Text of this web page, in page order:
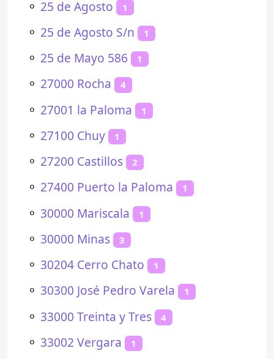
⚬ 25 de Agosto 1
⚬ 25 de Agosto S/n 1
⚬ 25 de Mayo 586 1
⚬ 27000 Rocha 4
⚬ 27001 la Paloma 1
⚬ 27100 Chuy 1
⚬ 27200 Castillos 2
⚬ 27400 Puerto la Paloma 1
⚬ 30000 Mariscala 1
⚬ 30000 Minas 3
⚬ 30204 Cerro Chato 1
⚬ 30300 José Pedro Varela 1
⚬ 33000 Treinta y Tres 4
⚬ 33002 Vergara 1